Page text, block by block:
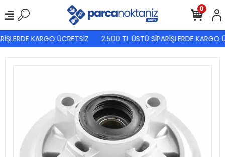
KARGO ÜCRETSİZ 2.500 TL ÜSTÜ SİPARİŞLERDE KARGO
0